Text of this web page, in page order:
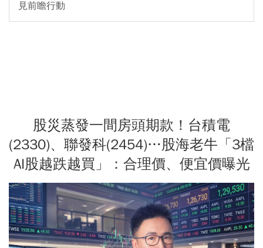
見前瞻行動
股災蒸發一間房頭期款！台積電
(2330)、聯發科(2454)…股海老牛「3檔
AI股越跌越買」：合理價、便宜價曝光